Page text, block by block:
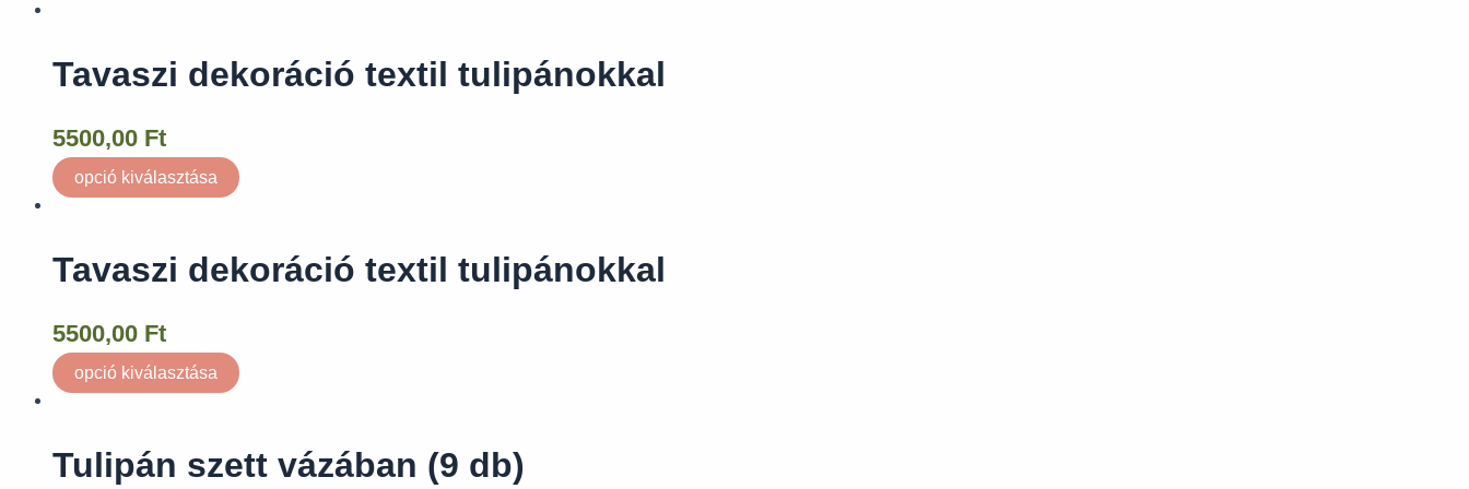
Tavaszi dekoráció textil tulipánokkal
5500,00 Ft
opció kiválasztása
Tavaszi dekoráció textil tulipánokkal
5500,00 Ft
opció kiválasztása
Tulipán szett vázában (9 db)